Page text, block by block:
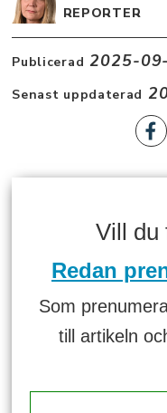
REPORTER
Publicerad 2025-
Senast uppdaterad
Vill du
Redan
Som
till artikeln